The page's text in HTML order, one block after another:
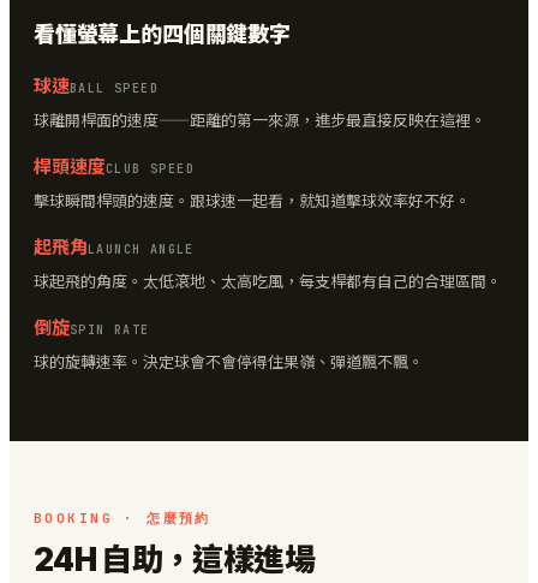
看懂螢幕上的四個關鍵數字
球速BALL SPEED
球離開桿面的速度——距離的第一來源，進步最直接反映在這裡。
桿頭速度CLUB SPEED
擊球瞬間桿頭的速度。跟球速一起看，就知道擊球效率好不好。
起飛角LAUNCH ANGLE
球起飛的角度。太低滾地、太高吃風，每支桿都有自己的合理區間。
倒旋SPIN RATE
球的旋轉速率。決定球會不會停得住果嶺、彈道飄不飄。
BOOKING · 怎麼預約
24H 自助，這樣進場